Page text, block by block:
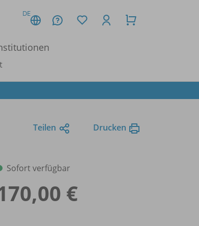
DE
Teilen Drucken
Sofort verfügbar
€